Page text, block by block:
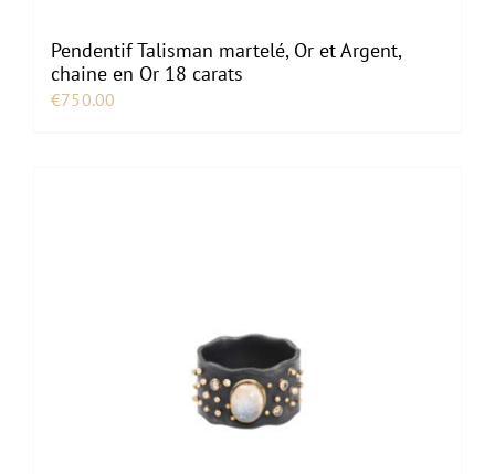
Pendentif Talisman martelé, Or et Argent,
chaine en Or 18 carats
€750.00